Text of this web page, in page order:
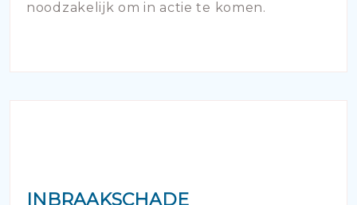
noodzakelijk om in actie te komen.
INBRAAKSCHADE